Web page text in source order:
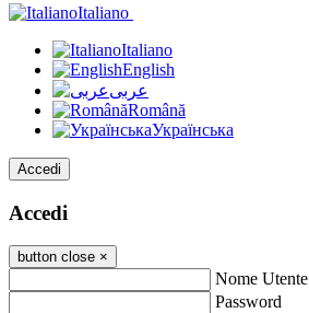
Italiano
Italiano
English
عربى
Română
Українська
Accedi
Accedi
button close ×
Nome Utente
Password